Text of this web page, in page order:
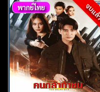
จบแ
พากย์ไทย